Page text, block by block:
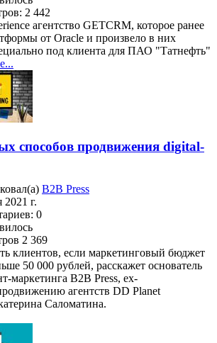
2 442
агентство GETCRM, которое ранее
от Oracle и произвело в них
под клиента для ПАО "Татнефть"
способов продвижения digital-
B2B Press
г.
0
2 369
клиентов, если маркетинговый бюджет
50 000 рублей, расскажет основатель
маркетинга B2B Press, ex-
агентств DD Planet
Саломатина.